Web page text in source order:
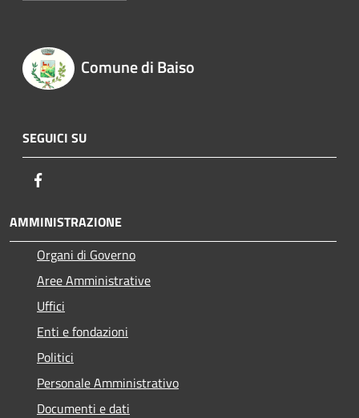
Comune di Baiso
SEGUICI SU
AMMINISTRAZIONE
Organi di Governo
Aree Amministrative
Uffici
Enti e fondazioni
Politici
Personale Amministrativo
Documenti e dati